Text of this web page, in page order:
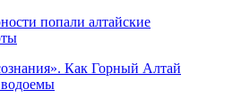
попали алтайские
Как Горный Алтай
водоемы